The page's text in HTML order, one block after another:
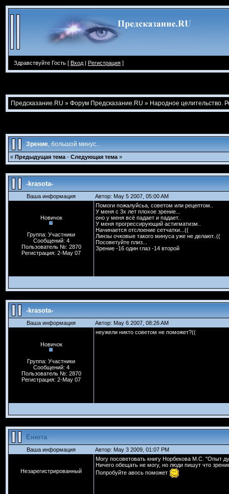
Здравствуйте Гость [ Вход | Регистрация ]
Предсказание.RU » Форум Предсказание.RU » Народное целительство.
Зрение, большой минус..
« Предыдущая тема - Следующая тема »
-krasota-
Ваша информация Автор: May 5 2007, 05:00 AM
Новичок
Группа: Участники
Сообщений: 4
Пользователь №: 2870
Регистрация: 2-May 07
Помоги пожалуйсьа, советом или рецептом..
У меня с 3х лет плохое зрение...
оно у меня всё падает и падает..
У меня прогрессирующий астигматизм..
Начинается отслоение сетчатки...((
Линзы очковые такого минуса уже не делают..((
Посоветуйте плиз...
Зрение -16 один глаз -14 второй
-krasota-
Ваша информация Автор: May 6 2007, 08:26 AM
Новичок
Группа: Участники
Сообщений: 4
Пользователь №: 2870
Регистрация: 2-May 07
неужели никто советом не поможет?((
Енюта
Ваша информация Автор: May 3 2009, 01:07 PM
Незарегистрированный
Могу посоветовать книгу Норбекова М.С. "Опыт
Ничего обещать не могу, но люди пишут что
Попробуйте авось поможет